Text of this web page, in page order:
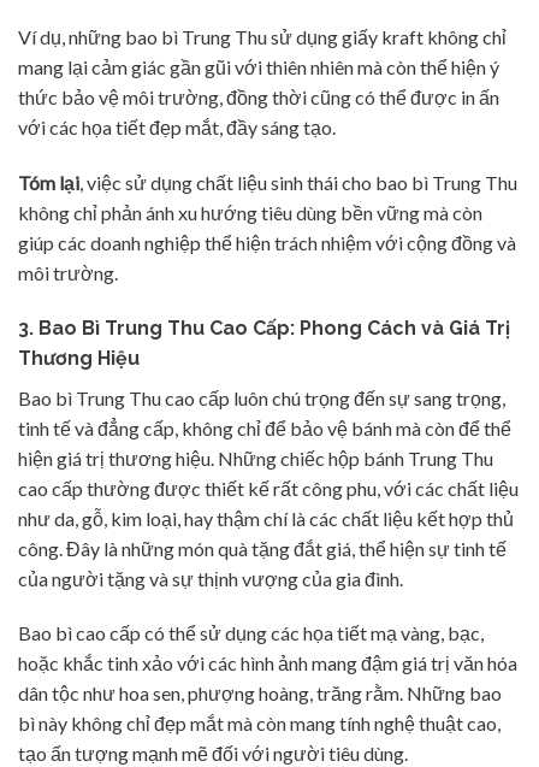
Ví dụ, những bao bì Trung Thu sử dụng giấy kraft không chỉ
mang lại cảm giác gần gũi với thiên nhiên mà còn thể hiện ý
thức bảo vệ môi trường, đồng thời cũng có thể được in ấn
với các họa tiết đẹp mắt, đầy sáng tạo.
Tóm lại, việc sử dụng chất liệu sinh thái cho bao bì Trung Thu
không chỉ phản ánh xu hướng tiêu dùng bền vững mà còn
giúp các doanh nghiệp thể hiện trách nhiệm với cộng đồng và
môi trường.
3. Bao Bì Trung Thu Cao Cấp: Phong Cách và Giá Trị
Thương Hiệu
Bao bì Trung Thu cao cấp luôn chú trọng đến sự sang trọng,
tinh tế và đẳng cấp, không chỉ để bảo vệ bánh mà còn để thể
hiện giá trị thương hiệu. Những chiếc hộp bánh Trung Thu
cao cấp thường được thiết kế rất công phu, với các chất liệu
như da, gỗ, kim loại, hay thậm chí là các chất liệu kết hợp thủ
công. Đây là những món quà tặng đắt giá, thể hiện sự tinh tế
của người tặng và sự thịnh vượng của gia đình.
Bao bì cao cấp có thể sử dụng các họa tiết mạ vàng, bạc,
hoặc khắc tinh xảo với các hình ảnh mang đậm giá trị văn hóa
dân tộc như hoa sen, phượng hoàng, trăng rằm. Những bao
bì này không chỉ đẹp mắt mà còn mang tính nghệ thuật cao,
tạo ấn tượng mạnh mẽ đối với người tiêu dùng.